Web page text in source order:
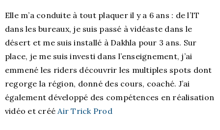
Elle m’a conduite à tout plaquer il y a 6 ans : de l’IT
dans les bureaux, je suis passé à vidéaste dans le
désert et me suis installé à Dakhla pour 3 ans. Sur
place, je me suis investi dans l’enseignement, j’ai
emmené les riders découvrir les multiples spots dont
regorge la région, donné des cours, coaché. J’ai
également développé des compétences en réalisation
vidéo et créé Air Trick Prod